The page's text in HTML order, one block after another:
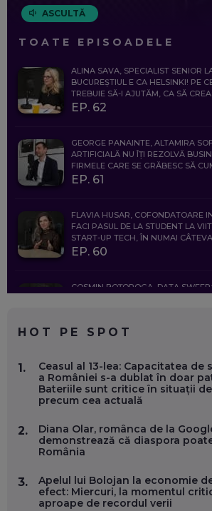
ASCULTĂ
TOATE EPISOADELE
ALINA SAVA, SPECIALIST SENIOR
BUCUREȘTIUL E CA HELSINKI! PE
TREBUIE SĂ-I AJUTĂM, CA SĂ
EP. 62
GEORGE PANAINTE, ALTAMIRA
ARTIFICIALĂ NU ÎȚI REZOLVĂ
FIRMELE CARE SE GRĂBESC SĂ
EP. 61
FLAVIA HUSAR, COFONDATOARE
FACI PASUL DE LA STUDENT LA
START-UP TECH, ÎN NUMAI
EP. 60
COSMIN BOȚOROGA, DATA
FOLOSEȘTI TEHNOLOGIA CA SĂ FII
SE VA SCHIMBA MUNCA, ÎN
EP. 58
MARIUS PAȘCULEA, COFONDATOR
FOLOSEȘTI TEHNOLOGIA CA SĂ ÎȚI
CĂTRE ARTĂ, LA NIVEL GLOBAL
ANDREI AVĂDANEI, BIT SENTINEL:
HOT PE SPOT
1.
Ceasul al 13-lea: Capacitatea
a României s-a dublat în doar
Bateriile sunt critice în situații
precum cea actuală
2.
Diana Olar, românca de la
demonstrează că diaspora
România
3.
Apelul lui Bolojan la economie
efect: Miercuri, la momentul
aproape de recordul verii